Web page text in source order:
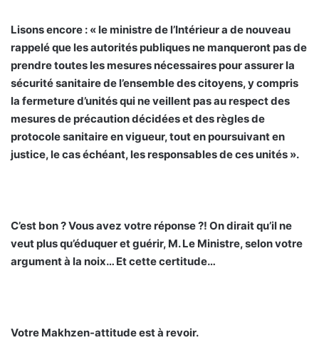
Lisons encore : « le ministre de l’Intérieur a de nouveau
rappelé que les autorités publiques ne manqueront pas de
prendre toutes les mesures nécessaires pour assurer la
sécurité sanitaire de l’ensemble des citoyens, y compris
la fermeture d’unités qui ne veillent pas au respect des
mesures de précaution décidées et des règles de
protocole sanitaire en vigueur, tout en poursuivant en
justice, le cas échéant, les responsables de ces unités ».
C’est bon ? Vous avez votre réponse ?! On dirait qu’il ne
veut plus qu’éduquer et guérir, M. Le Ministre, selon votre
argument à la noix… Et cette certitude…
Votre Makhzen-attitude est à revoir.